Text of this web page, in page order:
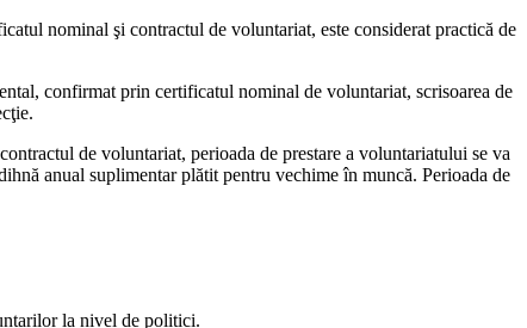
nominal şi contractul de voluntariat, este considerat practică de
confirmat prin certificatul nominal de vo­luntariat, scrisoarea de
de voluntariat, perioada de prestare a voluntariatului se va
anual suplimentar plătit pentru vechime în muncă. Peri­oada de
la nivel de politici.